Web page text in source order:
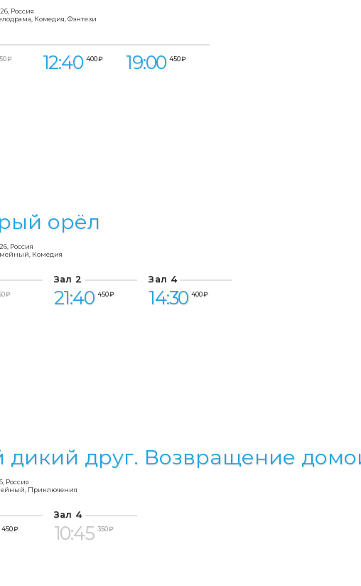
Россия
Комедия, Фэнтези
₽ 12:40 400 ₽ 19:00 450 ₽
орёл
Россия
Комедия
₽
Зал 2
21:40 450 ₽
Зал 4
14:30 400 ₽
дикий друг. Возвращение
Россия
Приключения
450 ₽
Зал 4
10:45 350 ₽